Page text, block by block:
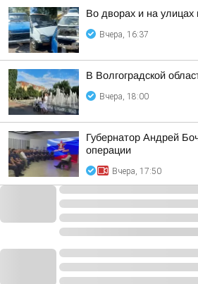
Во дворах и на
Вчера, 16:37
В Волгоградской
Вчера, 18:00
Губернатор Андрей
операции
Вчера, 17:50